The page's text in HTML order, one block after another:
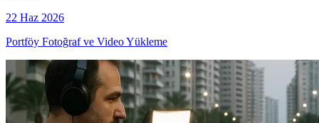
22 Haz 2026
Portföy Fotoğraf ve Video Yükleme